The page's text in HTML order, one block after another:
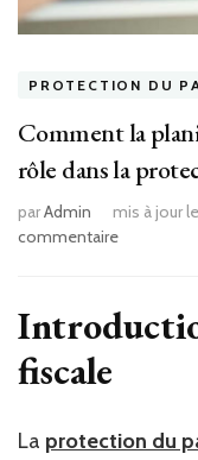
PROTECTION DU
Comment la
rôle dans la
parAdmin mis à jour le
commentairesur
planification
fiscale
un
fiscale
La protection du